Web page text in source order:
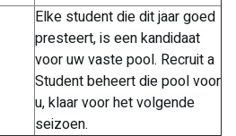
Elke student die dit jaar goed
presteert, is een kandidaat
voor uw vaste pool. Recruit a
Student beheert die pool voor
u, klaar voor het volgende
seizoen.